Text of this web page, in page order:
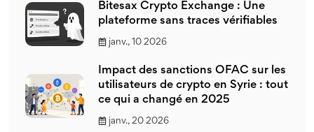
Bitesax Crypto Exchange : Une
plateforme sans traces vérifiables
janv., 10 2026
Impact des sanctions OFAC sur les
utilisateurs de crypto en Syrie : tout
ce qui a changé en 2025
janv., 20 2026